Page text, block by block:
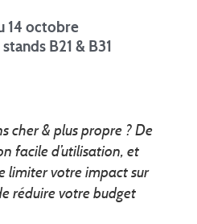
14 octobre
B21 & B31
cher & plus propre ? De
facile d’utilisation, et
limiter votre impact sur
réduire votre budget